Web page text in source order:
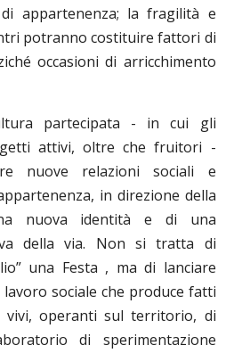
appartenenza; la fragilità e
potranno costituire fattori di
occasioni di arricchimento
partecipata - in cui gli
attivi, oltre che fruitori -
nuove relazioni sociali e
in direzione della
nuova identità e di una
della via. Non si tratta di
una Festa , ma di lanciare
sociale che produce fatti
vivi, operanti sul territorio, di
di sperimentazione